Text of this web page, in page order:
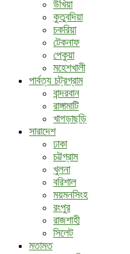
উখিয়া
কুতুবদিয়া
চকরিয়া
টেকনাফ
পেকুয়া
মহেশখালী
পার্বত্য চট্রগ্রাম
বান্দরবান
রাঙ্গামাটি
খাগড়াছড়ি
সারাদেশ
ঢাকা
চট্টগ্রাম
খুলনা
বরিশাল
ময়মনসিংহ
রংপুর
রাজশাহী
সিলেট
মতামত